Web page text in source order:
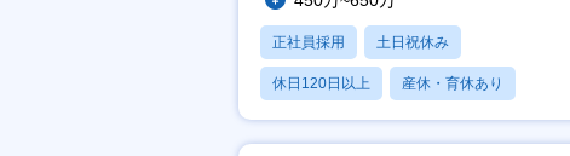
正社員採用 土日祝休み
休日120日以上 産休・育休あり
賞与あり